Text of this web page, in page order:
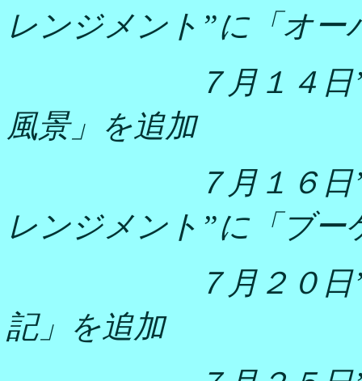
レンジメント”に「オー
７月１４
風景」を追加
７月１６
レンジメント”に「ブー
７月２０
記」を追加